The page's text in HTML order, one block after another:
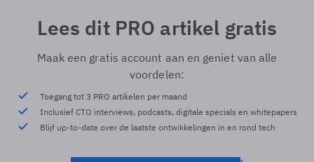
Lees dit PRO artikel gratis
Maak een gratis account aan en geniet van alle
voordelen:
Toegang tot 3 PRO artikelen per maand
Inclusief CTO interviews, podcasts, digitale specials en whitepapers
Blijf up-to-date over de laatste ontwikkelingen in en rond tech